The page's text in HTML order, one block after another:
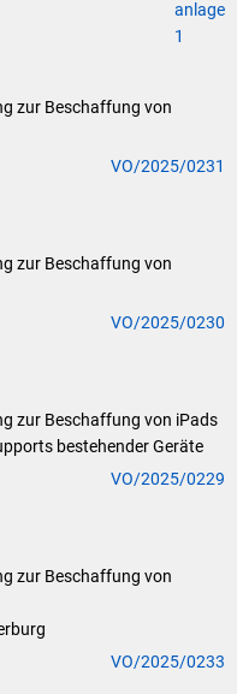
anlage
1
zur Beschaffung von
VO/2025/0231
zur Beschaffung von
VO/2025/0230
zur Beschaffung von iPads
bestehender Geräte
VO/2025/0229
zur Beschaffung von
VO/2025/0233